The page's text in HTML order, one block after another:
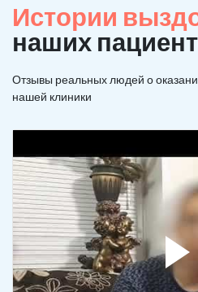
Истории
наших
Отзывы реальных людей о
нашей клиники